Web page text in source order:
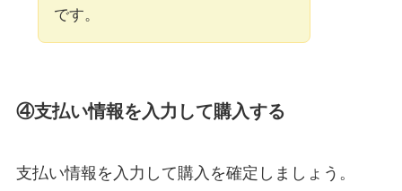
です。
④支払い情報を入力して購入する
支払い情報を入力して購入を確定しましょう。